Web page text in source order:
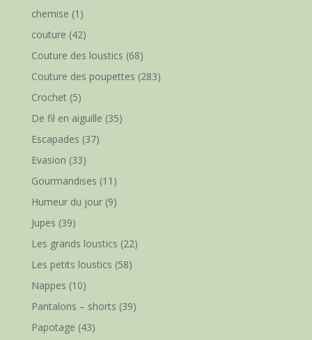
chemise (1)
couture (42)
Couture des loustics (68)
Couture des poupettes (283)
Crochet(5)
De fil en aiguille (35)
Escapades (37)
Evasion (33)
Gourmandises (11)
Humeur du jour(9)
Jupes (39)
Les grands loustics (22)
Les petits loustics (58)
Nappes (10)
Pantalons – shorts (39)
Papotage (43)